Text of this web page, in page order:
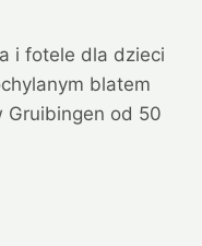
i fotele dla dzieci
blatem
Gruibingen od 50